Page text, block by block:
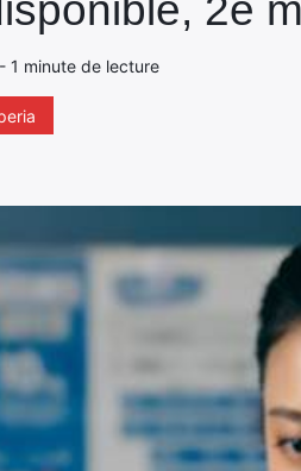
2e
1 minute de lecture